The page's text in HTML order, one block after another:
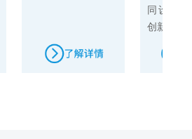
同设计
创新。